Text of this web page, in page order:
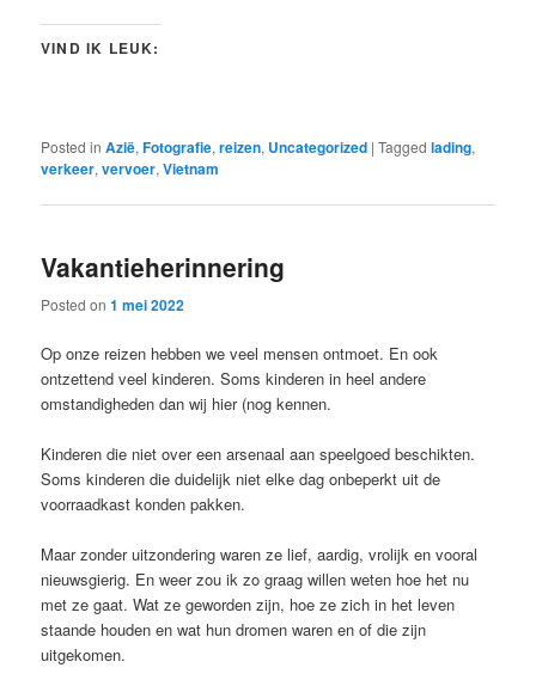
VIND IK LEUK:
Posted in Azië,Fotografie,reizen, Uncategorized |Tagged lading,
verkeer,vervoer,Vietnam
Vakantieherinnering
Posted on1 mei 2022
Op onze reizen hebben we veel mensen ontmoet. En ook
ontzettend veel kinderen. Soms kinderen in heel andere
omstandigheden dan wij hier (nog kennen.
Kinderen die niet over een arsenaal aan speelgoed beschikten.
Soms kinderen die duidelijk niet elke dag onbeperkt uit de
voorraadkast konden pakken.
Maar zonder uitzondering waren ze lief, aardig, vrolijk en vooral
nieuwsgierig. En weer zou ik zo graag willen weten hoe het nu
met ze gaat. Wat ze geworden zijn, hoe ze zich in het leven
staande houden en wat hun dromen waren en of die zijn
uitgekomen.